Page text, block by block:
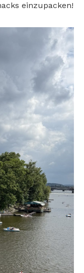
einzupacken!